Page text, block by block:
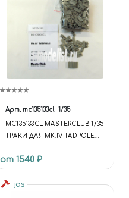
Арт. mc135133cl 1/35
MC135133CL MASTERCLUB 1/35
ТРАКИ ДЛЯ MK.IV TADPOLE
от 1540 ₽
jas